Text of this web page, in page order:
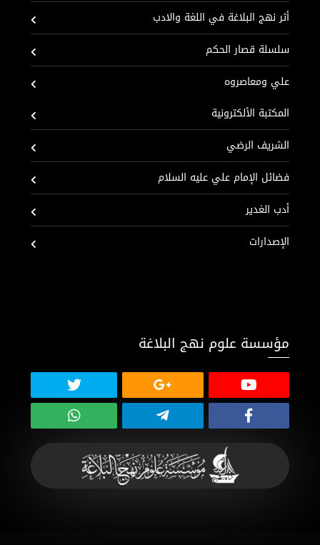
أثر نهج البلاغة في اللغة والادب
سلسلة قصار الحكم
علي ومعاصروه
المكتبة الألكترونية
الشريف الرضي
فضائل الإمام علي عليه السلام
أدب الغدير
الإصدارات
مؤسسة علوم نهج البلاغة